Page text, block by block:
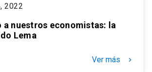
2022
a nuestros economistas: la
Lema
Ver más keyboard_arrow_right